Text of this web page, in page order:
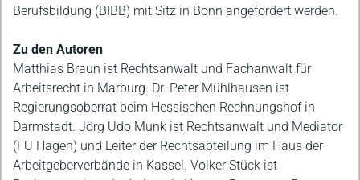
Berufsbildung (BIBB) mit Sitz in Bonn angefordert werden.
Zu den Autoren
Matthias Braun ist Rechtsanwalt und Fachanwalt für
Arbeitsrecht in Marburg. Dr. Peter Mühlhausen ist
Regierungsoberrat beim Hessischen Rechnungshof in
Darmstadt. Jörg Udo Munk ist Rechtsanwalt und Mediator
(FU Hagen) und Leiter der Rechtsabteilung im Haus der
Arbeitgeberverbände in Kassel. Volker Stück ist